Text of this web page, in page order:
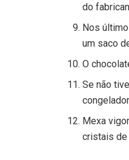
do
Nos
um saco
O
Se não
Mexa
cristais de